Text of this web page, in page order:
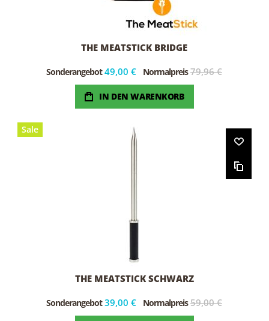
THE MEATSTICK BRIDGE
Sonderangebot 49,00 € Normalpreis 79,96 €
IN DEN WARENKORB
Sale
THE MEATSTICK SCHWARZ
Sonderangebot 39,00 € Normalpreis 59,00 €